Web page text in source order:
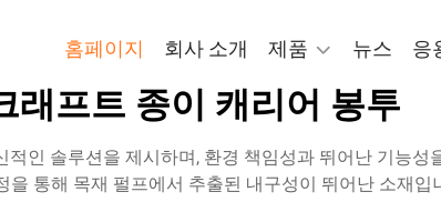
홈페이지 회사 소개 제품 뉴스 응
래프트 종이 캐리어 봉투
인 솔루션을 제시하며, 환경 책임성과 뛰어난 기능
통해 목재 펄프에서 추출된 내구성이 뛰어난 소재